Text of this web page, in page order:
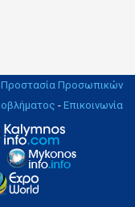
Προστασία Προσωπικών
- Επικοινωνία